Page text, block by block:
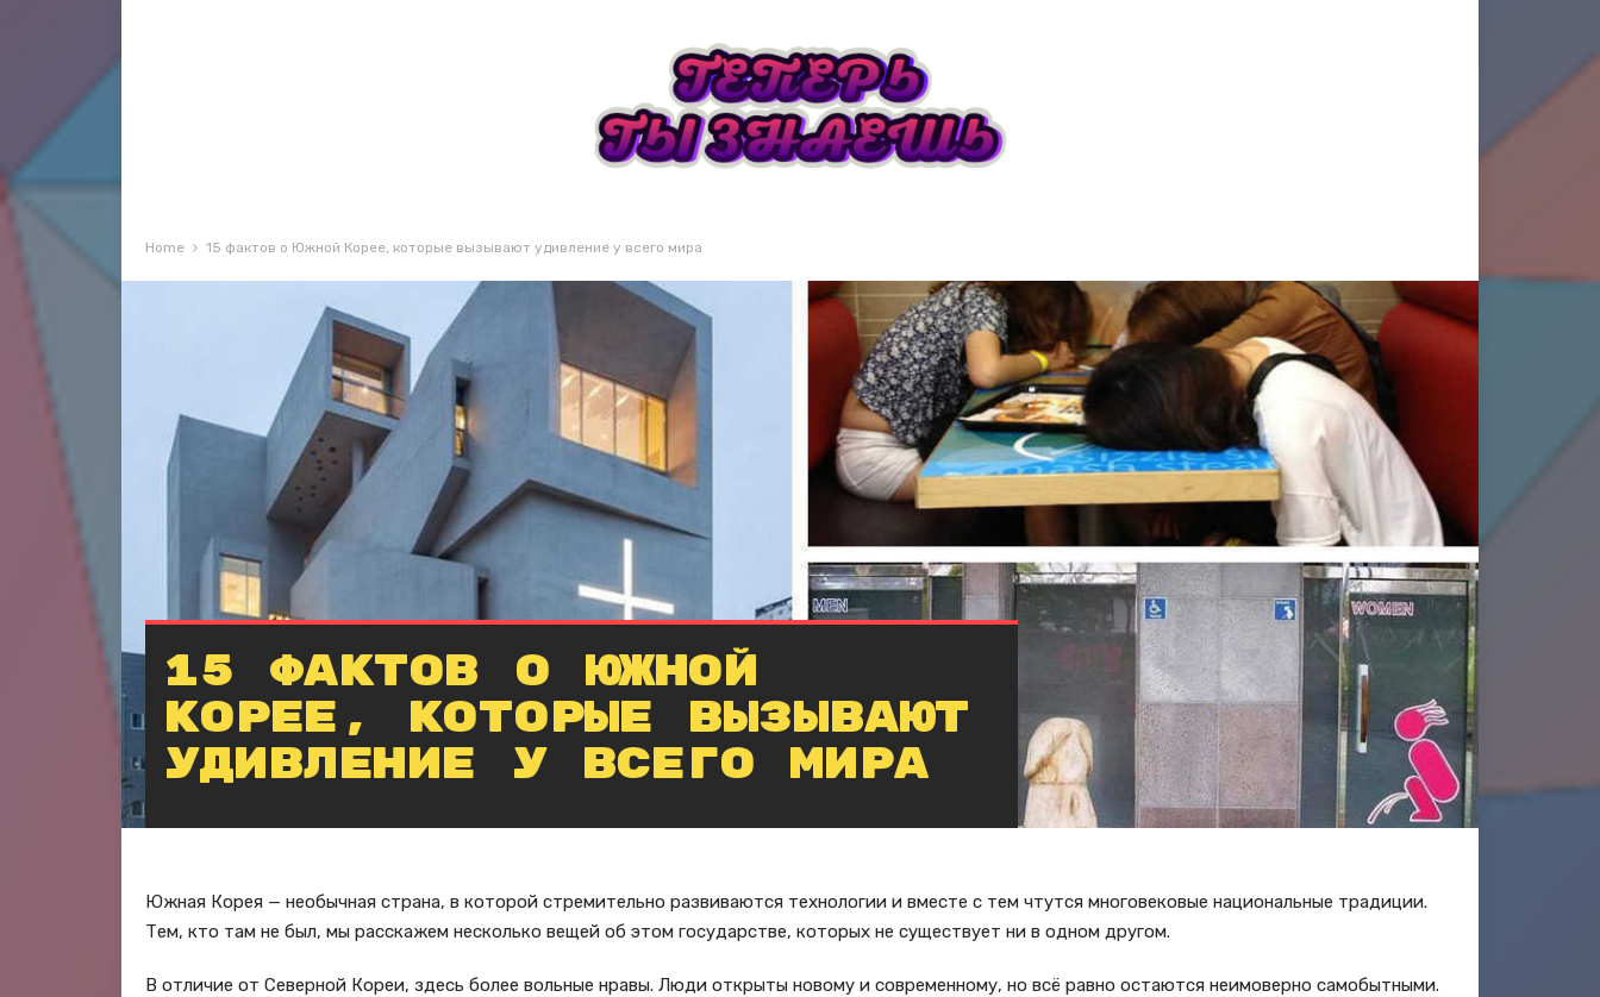
Home 15 фактов о Южной Корее, которые вызывают удивление у всего мира
15 фактов о Южной
Корее, которые вызывают
удивление у всего мира
Южная Корея — необычная страна, в которой стремительно развиваются технологии и вместе с тем чтутся многовековые национальные традиции.
Тем, кто там не был, мы расскажем несколько вещей об этом государстве, которых не существует ни в одном другом.
В отличие от Северной Кореи, здесь более вольные нравы. Люди открыты новому и современному, но всё равно остаются неимоверно самобытными.